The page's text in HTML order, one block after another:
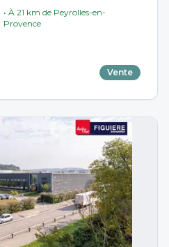
• À21 km de Peyrolles-en-
Provence
Vente